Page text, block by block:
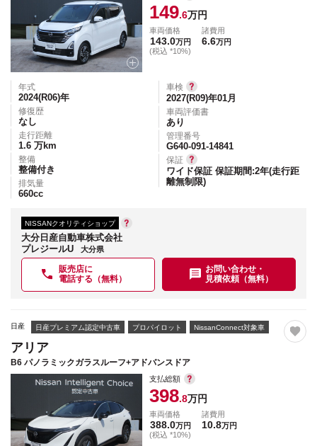
149.6万円
車両価格
143.0万円
(税込 *10%)
諸費用
6.6万円
年式
2024(R06)年
修復歴
なし
走行距離
1.6 万km
整備
整備付き
排気量
660cc
車検
2027(R09)年01月
車両評価書
あり
管理番号
G640-091-14841
保証
ワイド保証 保証期間:2年(走行距
離無制限)
NISSANクオリティショップ
大分日産自動車株式会社
プレジールU
大分県
販売店に
電話する（無料）
お問い合わせ・
見積依頼（無料）
日産 日産プレミアム認定中古車 プロパイロット NissanConnect対象車
アリア
B6 パノラミックガラスルーフ+アドバンスドア
支払総額
398.8万円
車両価格
388.0万円
(税込 *10%)
諸費用
10.8万円